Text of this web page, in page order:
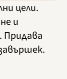
цели.
и
Придава